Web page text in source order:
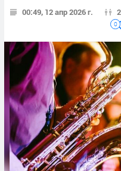
00:49, 12 апр 2026 г.
0